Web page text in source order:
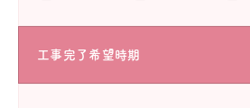
工事完了希望時期